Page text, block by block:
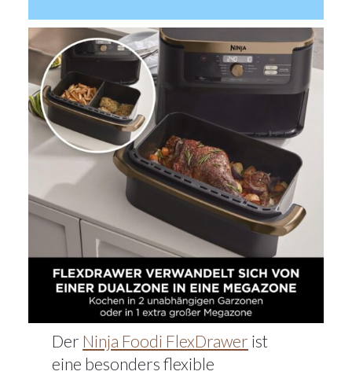
Der Ninja Foodi FlexDrawer ist
eine besonders flexible